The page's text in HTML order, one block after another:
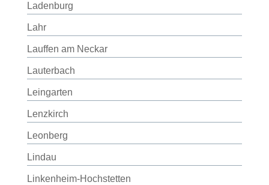
Ladenburg
Lahr
Lauffen am Neckar
Lauterbach
Leingarten
Lenzkirch
Leonberg
Lindau
Linkenheim-Hochstetten